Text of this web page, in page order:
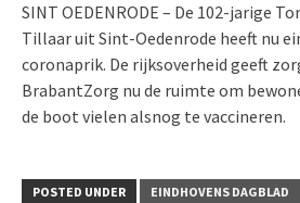
SINT OEDENRODE – De 102-jarige
Tillaar uit Sint-Oedenrode heeft nu
coronaprik. De rijksoverheid geeft
BrabantZorg nu de ruimte om
de boot vielen alsnog te vaccineren.
POSTED UNDER EINDHOVENS DAGBLAD